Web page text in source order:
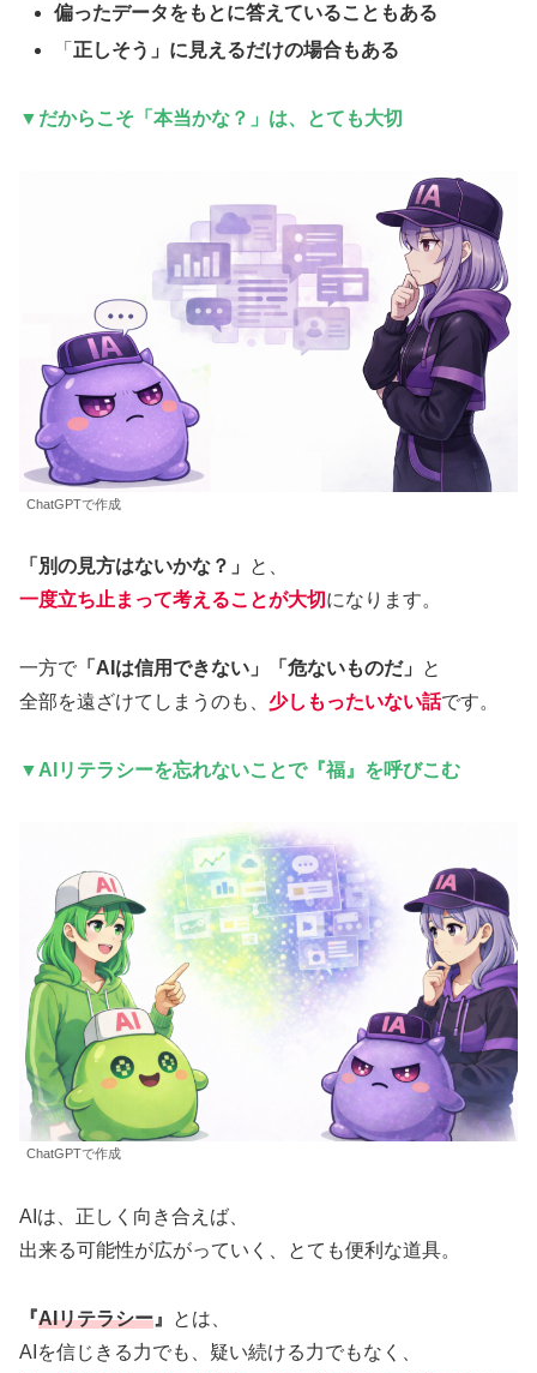
偏ったデータをもとに答えていることもある
「正しそう」に見えるだけの場合もある
▼だからこそ 「本当かな？」 は、とても大切
ChatGPTで作成
「別の見方はないかな？」
と、
一度立ち止まって考えることが大切になります。
一方で 「AIは信用できない」「危ないものだ」
と
全部を遠ざけてしまうのも、 少しもったいない話です。
▼AIリテラシーを忘れないことで『福』を呼びこむ
ChatGPTで作成
AIは、正しく向き合えば、
出来る可能性が広がっていく、とても便利な道具。
『AIリテラシー 』
とは、
AIを信じきる力でも、疑い続ける力でもなく、